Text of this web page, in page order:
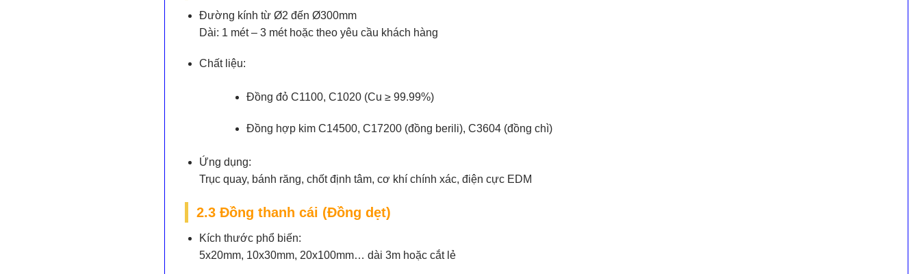
Đường kính từ Ø2 đến Ø300mm
Dài: 1 mét – 3 mét hoặc theo yêu cầu khách hàng
Chất liệu:
Đồng đỏ C1100, C1020 (Cu ≥ 99.99%)
Đồng hợp kim C14500, C17200 (đồng berili), C3604 (đồng chì)
Ứng dụng:
Trục quay, bánh răng, chốt định tâm, cơ khí chính xác, điện cực EDM
2.3 Đồng thanh cái (Đồng dẹt)
Kích thước phổ biến:
5x20mm, 10x30mm, 20x100mm… dài 3m hoặc cắt lẻ